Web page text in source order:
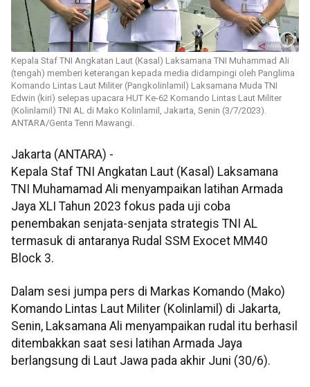
Kepala Staf TNI Angkatan Laut (Kasal) Laksamana TNI Muhammad Ali
(tengah) memberi keterangan kepada media didampingi oleh Panglima
Komando Lintas Laut Militer (Pangkolinlamil) Laksamana Muda TNI
Edwin (kiri) selepas upacara HUT Ke-62 Komando Lintas Laut Militer
(Kolinlamil) TNI AL di Mako Kolinlamil, Jakarta, Senin (3/7/2023).
ANTARA/Genta Tenri Mawangi.
Jakarta (ANTARA) -
Kepala Staf TNI Angkatan Laut (Kasal) Laksamana
TNI Muhamamad Ali menyampaikan latihan Armada
Jaya XLI Tahun 2023 fokus pada uji coba
penembakan senjata-senjata strategis TNI AL
termasuk di antaranya Rudal SSM Exocet MM40
Block 3.
Dalam sesi jumpa pers di Markas Komando (Mako)
Komando Lintas Laut Militer (Kolinlamil) di Jakarta,
Senin, Laksamana Ali menyampaikan rudal itu berhasil
ditembakkan saat sesi latihan Armada Jaya
berlangsung di Laut Jawa pada akhir Juni (30/6).